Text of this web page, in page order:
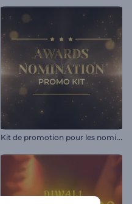
K
it de promotion pour les nominations aux prix